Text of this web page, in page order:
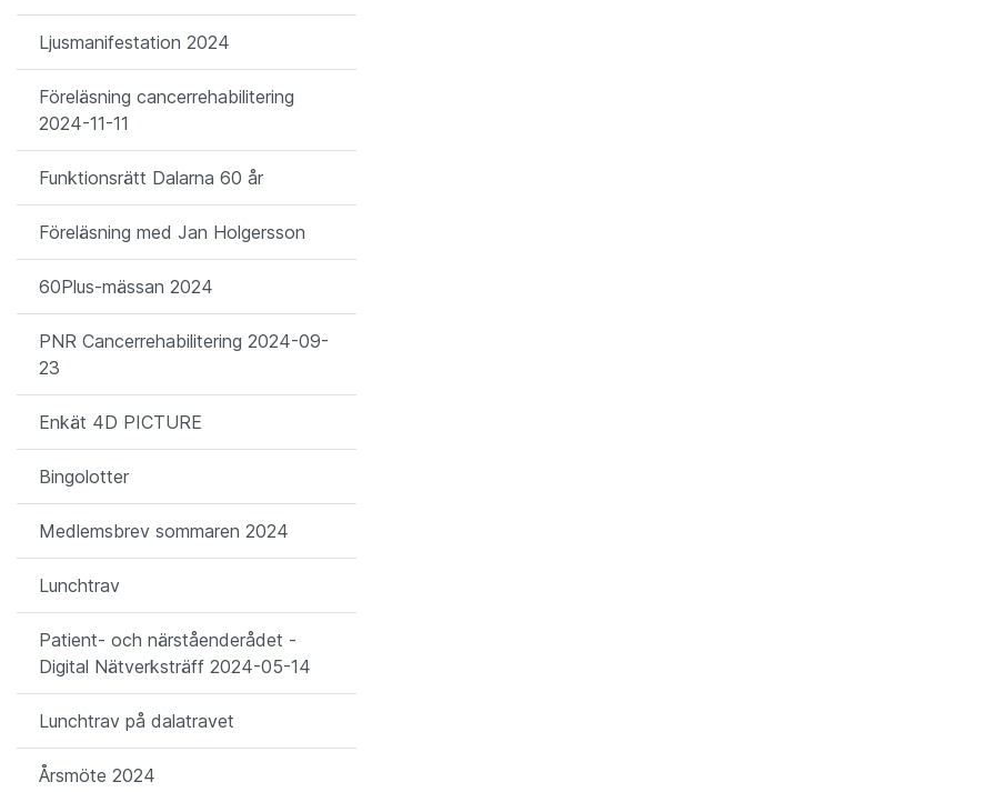
Ljusmanifestation 2024
Föreläsning cancerrehabilitering
2024-11-11
Funktionsrätt Dalarna 60 år
Föreläsning med Jan Holgersson
60Plus-mässan 2024
PNR Cancerrehabilitering 2024-09-
23
Enkät 4D PICTURE
Bingolotter
Medlemsbrev sommaren 2024
Lunchtrav
Patient- och närståenderådet -
Digital Nätverksträff 2024-05-14
Lunchtrav på dalatravet
Årsmöte 2024